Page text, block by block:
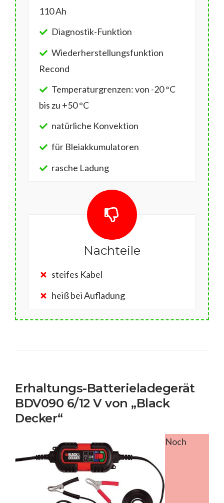
110 Ah
Diagnostik-Funktion
Wiederherstellungsfunktion
Recond
Temperaturgrenzen: von -20 °C
bis zu +50 °C
natürliche Konvektion
für Bleiakkumulatoren
rasche Ladung
Nachteile
steifes Kabel
heiß bei Aufladung
Erhaltungs-Batterieladegerät
BDV090 6/12 V von „Black
Decker“
Noch